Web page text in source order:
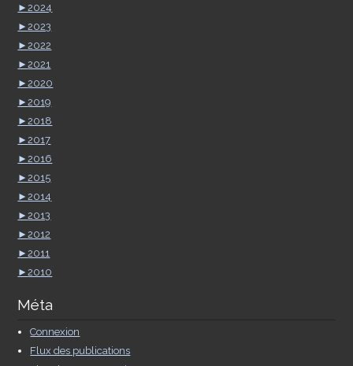
►2024
►2023
►2022
►2021
►2020
►2019
►2018
►2017
►2016
►2015
►2014
►2013
►2012
►2011
►2010
Méta
Connexion
Flux des publications